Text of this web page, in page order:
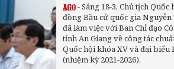
- Sáng 18-3, Chủ tịch
đồng Bầu cử quốc gia
đã làm việc với Ban Chỉ đạo
tỉnh An Giang về công tác
Quốc hội khóa XV và đại biểu
(nhiệm kỳ 2021-2026).